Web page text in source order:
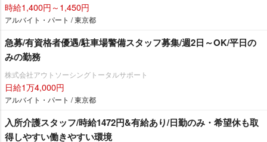
時給1,400円～1,450円
アルバイト・パート / 東京都
急募/有資格者優遇/駐車場警備スタッフ募集/週2日～OK/平日の
みの勤務
株式会社アウトソーシングトータルサポート
日給1万4,000円
アルバイト・パート / 東京都
入所介護スタッフ/時給1472円&有給あり/日勤のみ・希望休も取
得しやすい働きやすい環境